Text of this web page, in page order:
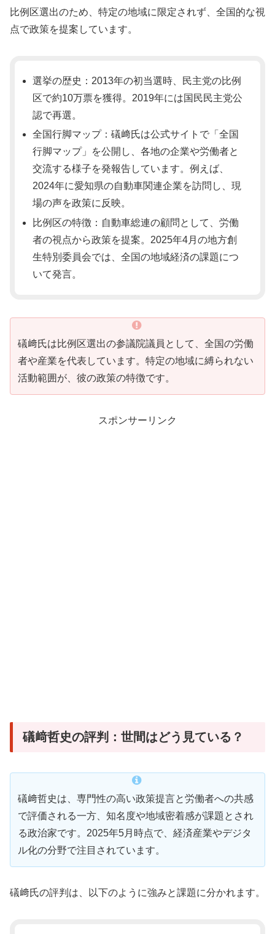
比例区選出のため、特定の地域に限定されず、全国的な視
点で政策を提案しています。
選挙の歴史：2013年の初当選時、民主党の比例
区で約10万票を獲得。2019年には国民民主党公
認で再選。
全国行脚マップ：礒﨑氏は公式サイトで「全国
行脚マップ」を公開し、各地の企業や労働者と
交流する様子を発報告しています。例えば、
2024年に愛知県の自動車関連企業を訪問し、現
場の声を政策に反映。
比例区の特徴：自動車総連の顧問として、労働
者の視点から政策を提案。2025年4月の地方創
生特別委員会では、全国の地域経済の課題につ
いて発言。
礒﨑氏は比例区選出の参議院議員として、全国の労働
者や産業を代表しています。特定の地域に縛られない
活動範囲が、彼の政策の特徴です。
スポンサーリンク
礒﨑哲史の評判：世間はどう見ている？
礒﨑哲史は、専門性の高い政策提言と労働者への共感
で評価される一方、知名度や地域密着感が課題とされ
る政治家です。2025年5月時点で、経済産業やデジタ
ル化の分野で注目されています。
礒﨑氏の評判は、以下のように強みと課題に分かれます。